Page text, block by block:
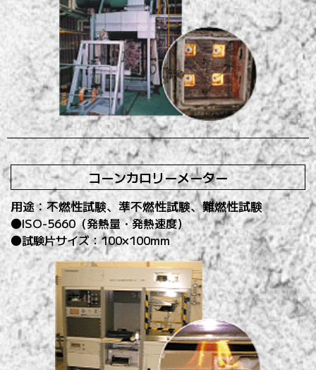
コーンカロリーメーター
用途：不燃性試験、準不燃性試験、難燃性試験
ISO-5660（発熱量・発熱速度）
試験片サイズ：100×100mm